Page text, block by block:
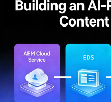
服務
新聞與活動
部落格